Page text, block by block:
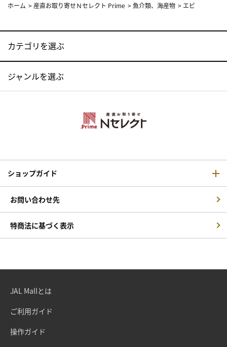
ホーム > 産直お取り寄せＮセレクト Prime >魚介類、海産物 > エビ
カテゴリを選ぶ
ジャンルを選ぶ
ショップガイド
お問い合わせ先
特商法に基づく表示
JAL Mallとは
ご利用ガイド
操作ガイド